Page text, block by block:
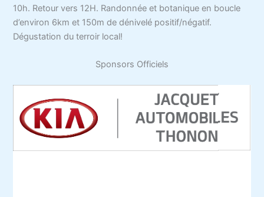
10h. Retour vers 12H. Randonnée et botanique en boucle
d’environ 6km et 150m de dénivelé positif/négatif.
Dégustation du terroir local!
Sponsors Officiels